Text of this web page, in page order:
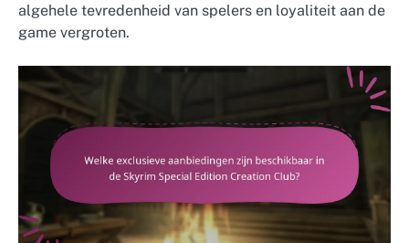
algehele tevredenheid van spelers en loyaliteit aan de
game vergroten.